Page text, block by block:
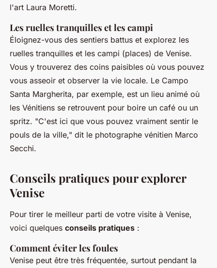
l'art Laura Moretti.
Les ruelles tranquilles et les campi
Éloignez-vous des sentiers battus et explorez les
ruelles tranquilles et les campi (places) de Venise.
Vous y trouverez des coins paisibles où vous pouvez
vous asseoir et observer la vie locale. Le Campo
Santa Margherita, par exemple, est un lieu animé où
les Vénitiens se retrouvent pour boire un café ou un
spritz. "C'est ici que vous pouvez vraiment sentir le
pouls de la ville," dit le photographe vénitien Marco
Secchi.
Conseils pratiques pour explorer
Venise
Pour tirer le meilleur parti de votre visite à Venise,
voici quelques conseils pratiques :
Comment éviter les foules
Venise peut être très fréquentée, surtout pendant la